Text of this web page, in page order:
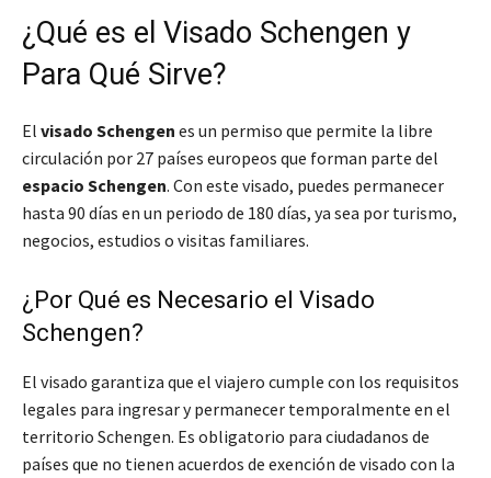
¿Qué es el Visado Schengen y
Para Qué Sirve?
El visado Schengen es un permiso que permite la libre
circulación por 27 países europeos que forman parte del
espacio Schengen. Con este visado, puedes permanecer
hasta 90 días en un periodo de 180 días, ya sea por turismo,
negocios, estudios o visitas familiares.
¿Por Qué es Necesario el Visado
Schengen?
El visado garantiza que el viajero cumple con los requisitos
legales para ingresar y permanecer temporalmente en el
territorio Schengen. Es obligatorio para ciudadanos de
países que no tienen acuerdos de exención de visado con la